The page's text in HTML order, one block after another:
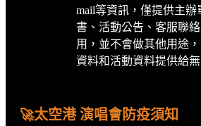
mail等資訊，僅提供主
書、活動公告、客服聯
用，並不會做其他用途
資料和活動資料提供給
🚀太空港 演唱會防疫須知